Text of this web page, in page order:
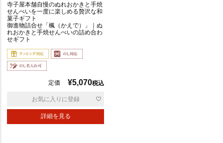
寺子屋本舗自慢のぬれおかきと手焼
せんべいを一度に楽しめる贅沢な和
菓子ギフト
御進物詰合せ「楓（かえで）」｜ぬ
れおかきと手焼せんべいの詰め合わ
せギフト
定価 ¥5,070税込
詳細を見る
お気に入りに登録